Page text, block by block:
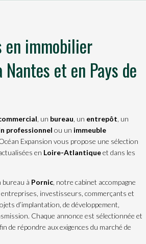
en immobilier
Nantes et en Pays de
, un bureau , un entrepôt , un
professionnel ou un immeuble
Expansion vous propose une sélection
en Loire-Atlantiqueet dans les
bureau à Pornic , notre cabinet accompagne
entreprises, investisseurs, commerçants et
d’implantation, de développement,
Chaque annonce est sélectionnée et
de répondre aux exigences du marché de